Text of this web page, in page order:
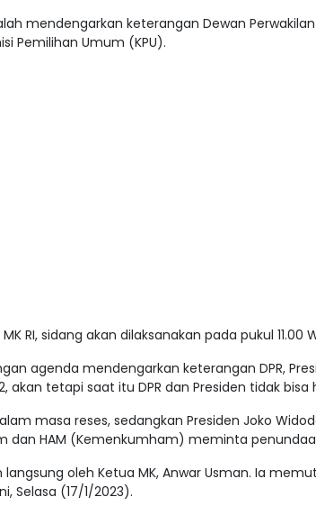
mendengarkan keterangan Dewan Perwakilan
Pemilihan Umum (KPU).
RI, sidang akan dilaksanakan pada pukul 11.00
agenda mendengarkan keterangan DPR,
akan tetapi saat itu DPR dan Presiden tidak bisa
masa reses, sedangkan Presiden Joko
dan HAM (Kemenkumham) meminta
oleh Ketua MK, Anwar Usman. Ia
Selasa (17/1/2023).